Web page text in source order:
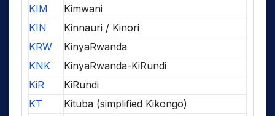
KIM
Kimwani
KIN
Kinnauri / Kinori
KRW
KinyaRwanda
KNK
KinyaRwanda-KiRundi
KiR
KiRundi
KT
Kituba (simplified Kikongo)